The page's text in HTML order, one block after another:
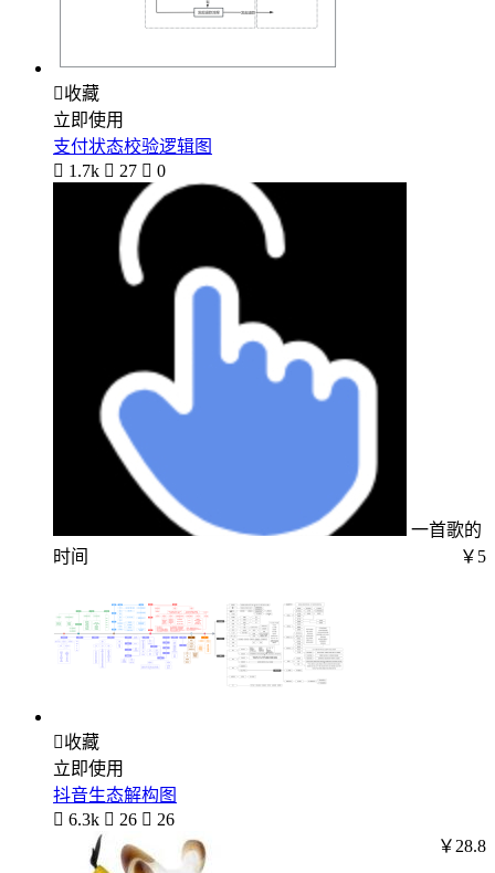
收藏
立即使用
支付状态校验逻辑图
 1.7k  27  0
一首歌的
时间
￥5
收藏
立即使用
抖音生态解构图
 6.3k  26  26
￥28.8